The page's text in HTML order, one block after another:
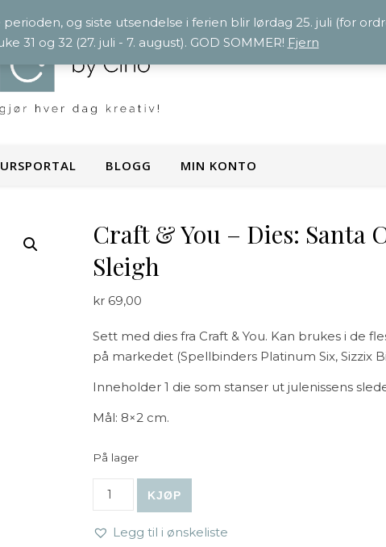
BLOGG MIN KONTO
Craft & You – Dies: Santa
Sleigh
kr69,00
Sett med dies fra Craft & You. Kan brukes i de
på markedet (Spellbinders Platinum Six, Sizzix
Inneholder 1 die som stanser ut julenissens
Mål: 8×2 cm.
På lager
KJØP
Legg til i ønskeliste
og siste utsendelse i ferien blir lørdag 25. juli (for
31 og 32 (27. juli - 7. august). GOD SOMMER! Fjern